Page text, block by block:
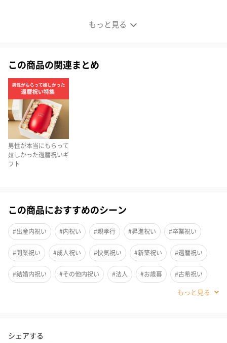
もっと見る
レアコーヒーギフトセット プレミアム
ゲイシャ独特の果実感と、アティトラン特有のアロマが香る一級
品です！
ゲイシャ独特のフルーツ感にグァテマラ アティトラン地区特有
のアロマが香る一級品が登場しました。しかもナチュラル製法！
心地よい甘味が内包され、一つの頂に到達したゲイシャです。
これはウォッシュドではなく、ナチュラルなので高価ですがそれ
に値する香味があります。ナチュラルの精製方法はどこでもでき
よって乾燥期に雨が降らないことが基本の条件となりますが中米
は乾季でも雨が降ることがあるためとても神経質に乾燥工程を行
います。そこに手間がかけられ希少なゲイシャということもあっ
て高価格となります。しかしその価格に見合う、いやそれ以上の
香味があるので飲めば納得していただけると思います。
とにかく香り高くコーヒー豆を挽くだけであたりはリッチな花の
この商品の関連まとめ
男性が本当にもらって
嬉しかった還暦祝いギ
フト
この商品におすすめのシーン
#出産内祝い #内祝い #親孝行 #昇進祝い #卒業祝い
#開業祝い #成人祝い #快気祝い #新築祝い #還暦祝い
#結婚内祝い #その他内祝い #法人 #お歳暮 #古希祝い
#結婚祝い
#パーティー
シェアする